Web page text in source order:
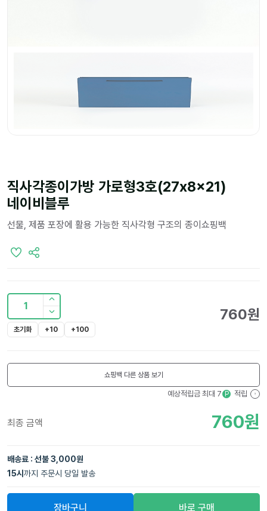
직사각종이가방 가로형3호(27x8x21)
네이비블루
선물, 제품 포장에 활용 가능한 직사각형 구조의 종이쇼핑백
1
초기화 +10 +100
760원
쇼핑백 다른 상품 보기
예상적립금 최대 7 P 적립 ?
최종 금액 760원
배송료 : 선불 3,000원
15시 까지 주문시 당일 발송
장바구니 바로 구매